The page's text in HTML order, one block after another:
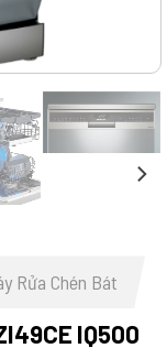
Rửa Chén Bát
IQ500